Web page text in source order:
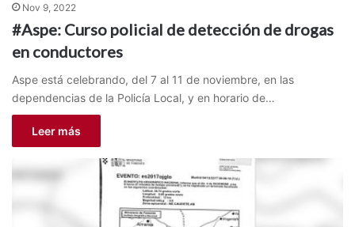
Nov 9, 2022
#Aspe: Curso policial de detección de drogas
en conductores
Aspe está celebrando, del 7 al 11 de noviembre, en las
dependencias de la Policía Local, y en horario de…
Leer más